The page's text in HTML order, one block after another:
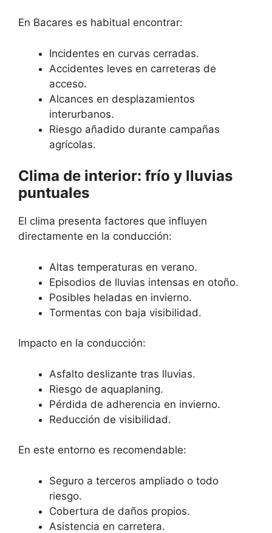
En Bacares es habitual encontrar:
Incidentes en curvas cerradas.
Accidentes leves en carreteras de
acceso.
Alcances en desplazamientos
interurbanos.
Riesgo añadido durante campañas
agrícolas.
Clima de interior: frío y lluvias
puntuales
El clima presenta factores que influyen
directamente en la conducción:
Altas temperaturas en verano.
Episodios de lluvias intensas en otoño.
Posibles heladas en invierno.
Tormentas con baja visibilidad.
Impacto en la conducción:
Asfalto deslizante tras lluvias.
Riesgo de aquaplaning.
Pérdida de adherencia en invierno.
Reducción de visibilidad.
En este entorno es recomendable:
Seguro a terceros ampliado o todo
riesgo.
Cobertura de daños propios.
Asistencia en carretera.